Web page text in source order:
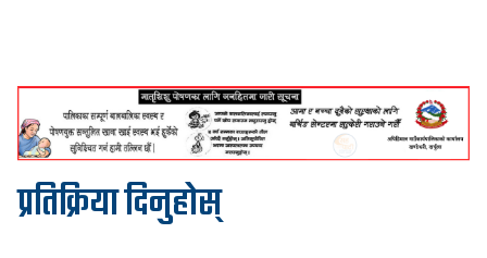
प्रतिक्रिया दिनुहोस्